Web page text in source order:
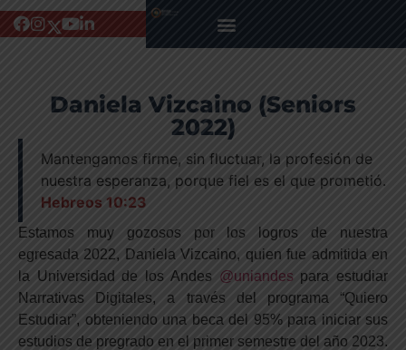
Daniela Vizcaino (Seniors
2022)
Mantengamos firme, sin fluctuar, la profesión de
nuestra esperanza, porque fiel es el que prometió.
Hebreos 10:23
Estamos muy gozosos por los logros de nuestra
egresada 2022, Daniela Vizcaino, quien fue admitida en
la Universidad de los Andes @uniandes para estudiar
Narrativas Digitales, a través del programa “Quiero
Estudiar”, obteniendo una beca del 95% para iniciar sus
estudios de pregrado en el primer semestre del año 2023.